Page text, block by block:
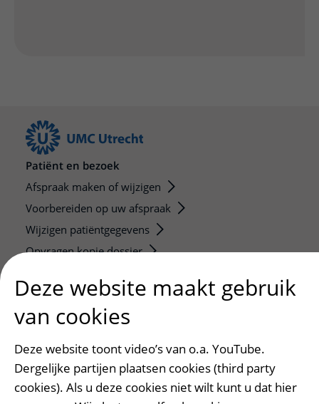
Patiënt en bezoek
Afspraak maken of wijzigen
Voorbereiden op uw afspraak
Wijzigen patiëntgegevens
Opvragen kopie dossier
Onderwijs en onderzoek
De Nieuwe Utrechtse School
Stage en opleidingsplaatsen
Research
Deze website maakt gebruik
van cookies
Deze website toont video’s van o.a. YouTube.
Dergelijke partijen plaatsen cookies (third party
cookies). Als u deze cookies niet wilt kunt u dat hier